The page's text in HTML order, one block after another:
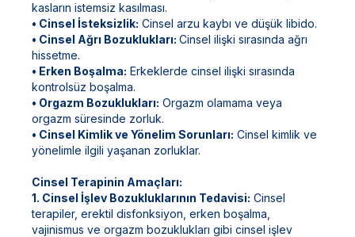
kasların istemsiz kasılması.
• Cinsel İsteksizlik: Cinsel arzu kaybı ve düşük libido.
• Cinsel Ağrı Bozuklukları: Cinsel ilişki sırasında ağrı
hissetme.
• Erken Boşalma: Erkeklerde cinsel ilişki sırasında
kontrolsüz boşalma.
• Orgazm Bozuklukları: Orgazm olamama veya
orgazm süresinde zorluk.
• Cinsel Kimlik ve Yönelim Sorunları: Cinsel kimlik ve
yönelimle ilgili yaşanan zorluklar.
Cinsel Terapinin Amaçları:
1. Cinsel İşlev Bozukluklarının Tedavisi: Cinsel
terapiler, erektil disfonksiyon, erken boşalma,
vajinismus ve orgazm bozuklukları gibi cinsel işlev